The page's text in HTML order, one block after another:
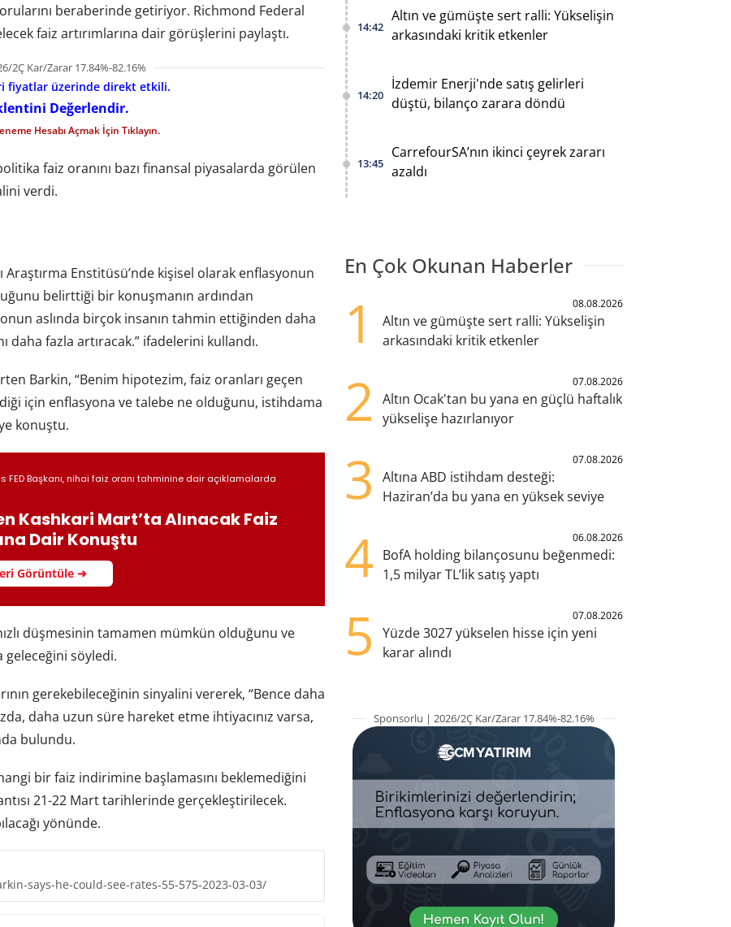
beraberinde getiriyor. Richmond Federal
faiz artırımlarına dair görüşlerini paylaştı.
2Ç Kar/Zarar 17.84%-82.16%
fiyatlar üzerinde direkt etkili.
Değerlendir.
Hesabı Açmak İçin Tıklayın.
faiz oranını bazı finansal piyasalarda görülen
verdi.
Enstitüsü’nde kişisel olarak enflasyonun
belirttiği bir konuşmanın ardından
aslında birçok insanın tahmin ettiğinden daha
daha fazla artıracak.” ifadelerini kullandı.
Barkin, “Benim hipotezim, faiz oranları geçen
için enflasyona ve talebe ne olduğunu, istihdama
konuştu.
FED Başkanı, nihai faiz oranı tahminine dair açıklamalarda
Kashkari Mart’ta Alınacak Faiz
Dair Konuştu
Görüntüle ➜
düşmesinin tamamen mümkün olduğunu ve
geleceğini söyledi.
gerekebileceğinin sinyalini vererek, “Bence daha
daha uzun süre hareket etme ihtiyacınız varsa,
bulundu.
bir faiz indirimine başlamasını beklemediğini
21-22 Mart tarihlerinde gerçekleştirilecek.
yönünde.
says-he-could-see-rates-55-575-2023-03-03/
14:42
Altın ve gümüşte sert ralli: Yükselişin
arkasındaki kritik etkenler
14:20
İzdemir Enerji'nde satış gelirleri
düştü, bilanço zarara döndü
13:45
CarrefourSA’nın ikinci çeyrek zararı
azaldı
En Çok Okunan Haberler
1 08.08.2026
Altın ve gümüşte sert ralli: Yükselişin
arkasındaki kritik etkenler
2 07.08.2026
Altın Ocak'tan bu yana en güçlü haftalık
yükselişe hazırlanıyor
3 07.08.2026
Altına ABD istihdam desteği:
Haziran’da bu yana en yüksek seviye
4 06.08.2026
BofA holding bilançosunu beğenmedi:
1,5 milyar TL’lik satış yaptı
5 07.08.2026
Yüzde 3027 yükselen hisse için yeni
karar alındı
Sponsorlu | 2026/2Ç Kar/Zarar 17.84%-82.16%